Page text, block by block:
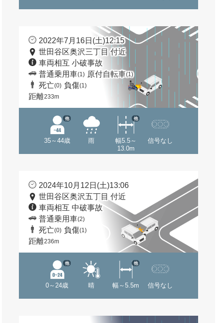
2022年7月16日(土)12:15
世田谷区奥沢三丁目 付近
車両相互 小破事故
普通乗用車(1) 原付自転車(1)
死亡(0) 負傷(1)
距離233m
35～44歳
他
雨
幅5.5～
13.0m
他
信号なし
2024年10月12日(土)13:06
世田谷区奥沢五丁目 付近
車両相互 中破事故
普通乗用車(2)
死亡(0) 負傷(1)
距離236m
0～24歳
他
晴 幅～5.5m
他
信号なし